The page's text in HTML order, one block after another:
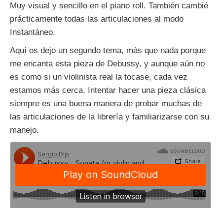
Muy visual y sencillo en el piano roll. También cambié
prácticamente todas las articulaciones al modo
Instantáneo.
Aquí os dejo un segundo tema, más que nada porque
me encanta esta pieza de Debussy, y aunque aún no
es como si un violinista real la tocase, cada vez
estamos más cerca. Intentar hacer una pieza clásica
siempre es una buena manera de probar muchas de
las articulaciones de la librería y familiarizarse con su
manejo.